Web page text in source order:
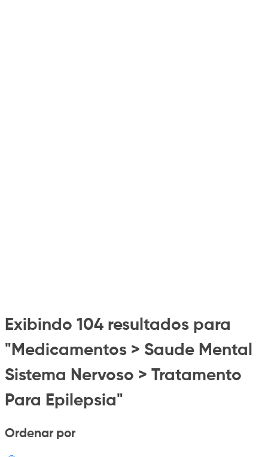
Exibindo 104 resultados para
"Medicamentos > Saude Mental
Sistema Nervoso > Tratamento
Para Epilepsia"
Ordenar por